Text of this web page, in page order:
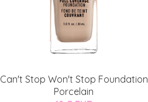
Can't Stop Won't Stop Foundation
Porcelain